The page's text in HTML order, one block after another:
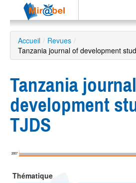
Le réseau
Soutien
Recherche
avancée
ES
?
Accueil / Revues /
Tanzania journal of development
Tanzania
development
TJDS
2007
Thématique